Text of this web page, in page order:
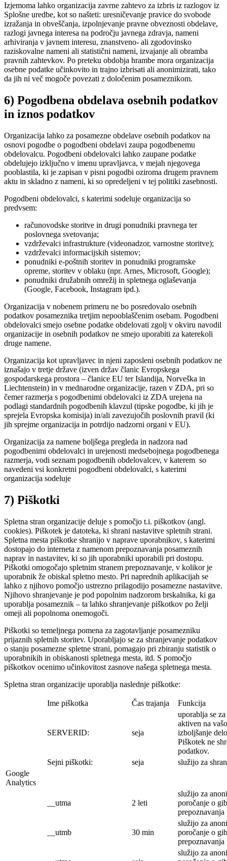
Izjemoma lahko organizacija zavrne zahtevo za izbris iz razlogov iz
Splošne uredbe, kot so našteti: uresničevanje pravice do svobode
izražanja in obveščanja, izpolnjevanje pravne obveznosti obdelave,
razlogi javnega interesa na področju javnega zdravja, nameni
arhiviranja v javnem interesu, znanstveno- ali zgodovinsko
raziskovalne nameni ali statistični nameni, izvajanje ali obramba
pravnih zahtevkov. Po preteku obdobja hrambe mora organizacija
osebne podatke učinkovito in trajno izbrisati ali anonimizirati, tako
da jih ni več mogoče povezati z določenim posameznikom.
6) Pogodbena obdelava osebnih podatkov
in iznos podatkov
Organizacija lahko za posamezne obdelave osebnih podatkov na
osnovi pogodbe o pogodbeni obdelavi zaupa pogodbenemu
obdelovalcu. Pogodbeni obdelovalci lahko zaupane podatke
obdelujejo izključno v imenu upravljavca, v mejah njegovega
pooblastila, ki je zapisan v pisni pogodbi oziroma drugem pravnem
aktu in skladno z nameni, ki so opredeljeni v tej politiki zasebnosti.
Pogodbeni obdelovalci, s katerimi sodeluje organizacija so
predvsem:
računovodske storitve in drugi ponudniki pravnega ter
poslovnega svetovanja;
vzdrževalci infrastrukture (videonadzor, varnostne storitve);
vzdrževalci informacijskih sistemov;
ponudniki e-poštnih storitev in ponudniki programske
opreme, storitev v oblaku (npr. Arnes, Microsoft, Google);
ponudniki družabnih omrežij in spletnega oglaševanja
(Google, Facebook, Instagram ipd.).
Organizacija v nobenem primeru ne bo posredovalo osebnih
podatkov posameznika tretjim nepooblaščenim osebam. Pogodbeni
obdelovalci smejo osebne podatke obdelovati zgolj v okviru navodil
organizacije in osebnih podatkov ne smejo uporabiti za katerekoli
druge namene.
Organizacija kot upravljavec in njeni zaposleni osebnih podatkov ne
iznašajo v tretje države (izven držav članic Evropskega
gospodarskega prostora – članice EU ter Islandija, Norveška in
Liechtenstein) in v mednarodne organizacije, razen v ZDA, pri so
čemer razmerja s pogodbenimi obdelovalci iz ZDA urejena na
podlagi standardnih pogodbenih klavzul (tipske pogodbe, ki jih je
sprejela Evropska komisija) in/ali zavezujočih poslovnih pravil (ki
jih sprejme organizacija in potrdijo nadzorni organi v EU).
Organizacija za namene boljšega pregleda in nadzora nad
pogodbenimi obdelovalci in urejenosti medsebojnega pogodbenega
razmerja, vodi seznam pogodbenih obdelovalcev, v katerem so
navedeni vsi konkretni pogodbeni obdelovalci, s katerimi
organizacija sodeluje
7) Piškotki
Spletna stran organizacije deluje s pomočjo t.i. piškotkov (angl.
cookies). Piškotek je datoteka, ki shrani nastavitve spletnih strani.
Spletna mesta piškotke shranijo v naprave uporabnikov, s katerimi
dostopajo do interneta z namenom prepoznavanja posameznih
naprav in nastavitev, ki so jih uporabniki uporabili pri dostopu.
Piškotki omogočajo spletnim stranem prepoznavanje, v kolikor je
uporabnik že obiskal spletno mesto. Pri naprednih aplikacijah se
lahko z njihovo pomočjo ustrezno prilagodijo posamezne nastavitve.
Njihovo shranjevanje je pod popolnim nadzorom brskalnika, ki ga
uporablja posameznik – ta lahko shranjevanje piškotkov po želji
omeji ali popolnoma onemogoči.
Piškotki so temeljnega pomena za zagotavljanje posamezniku
prijaznih spletnih storitev. Uporabljajo se za shranjevanje podatkov
o stanju posamezne spletne strani, pomagajo pri zbiranju statistik o
uporabnikih in obiskanosti spletnega mesta, itd. S pomočjo
piškotkov ocenimo učinkovitost zasnove našega spletnega mesta.
Spletna stran organizacije uporablja naslednje piškotke:
Ime piškotka Čas trajanja Funkcija
SERVERID: seja
uporablja se
aktiven na
izboljšanje
Piškotek ne
podatkov.
Sejni piškotki:
seja
služijo za
Google
Analytics
__utma 2 leti
služijo za
poročanje o
__utmb 30 min
služijo za
poročanje o
služijo za